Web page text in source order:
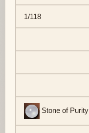
1/118
Stone of Purity